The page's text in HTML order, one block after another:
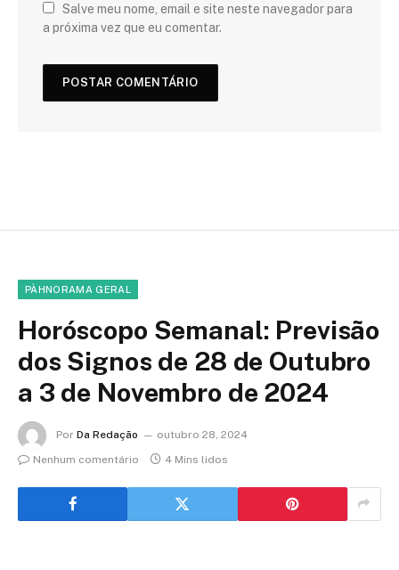
Salve meu nome, email e site neste navegador para
a próxima vez que eu comentar.
PÀHNORAMA GERAL
Horóscopo Semanal: Previsão
dos Signos de 28 de Outubro
a 3 de Novembro de 2024
Por Da Redação
outubro 28, 2024
Nenhum comentário
4 Mins lidos